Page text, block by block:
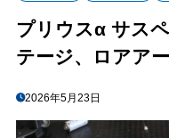
プリウスα サス
テージ、ロアア
2026年5月23日